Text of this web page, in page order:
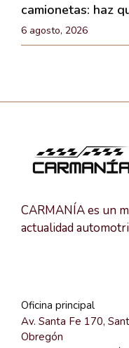
camionetas: haz
6 agosto, 2026
CARMANÍA es un
actualidad
Oficina principal
Av. Santa Fe 170,
Obregón